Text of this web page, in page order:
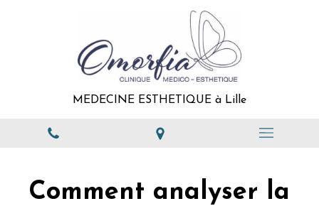
MEDECINE ESTHETIQUE à Lille
Comment analyser la